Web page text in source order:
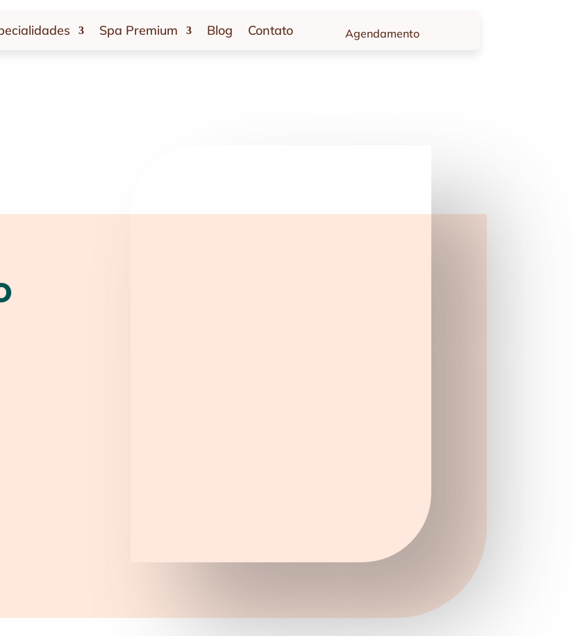
Spa Premium Blog Contato Agendamento